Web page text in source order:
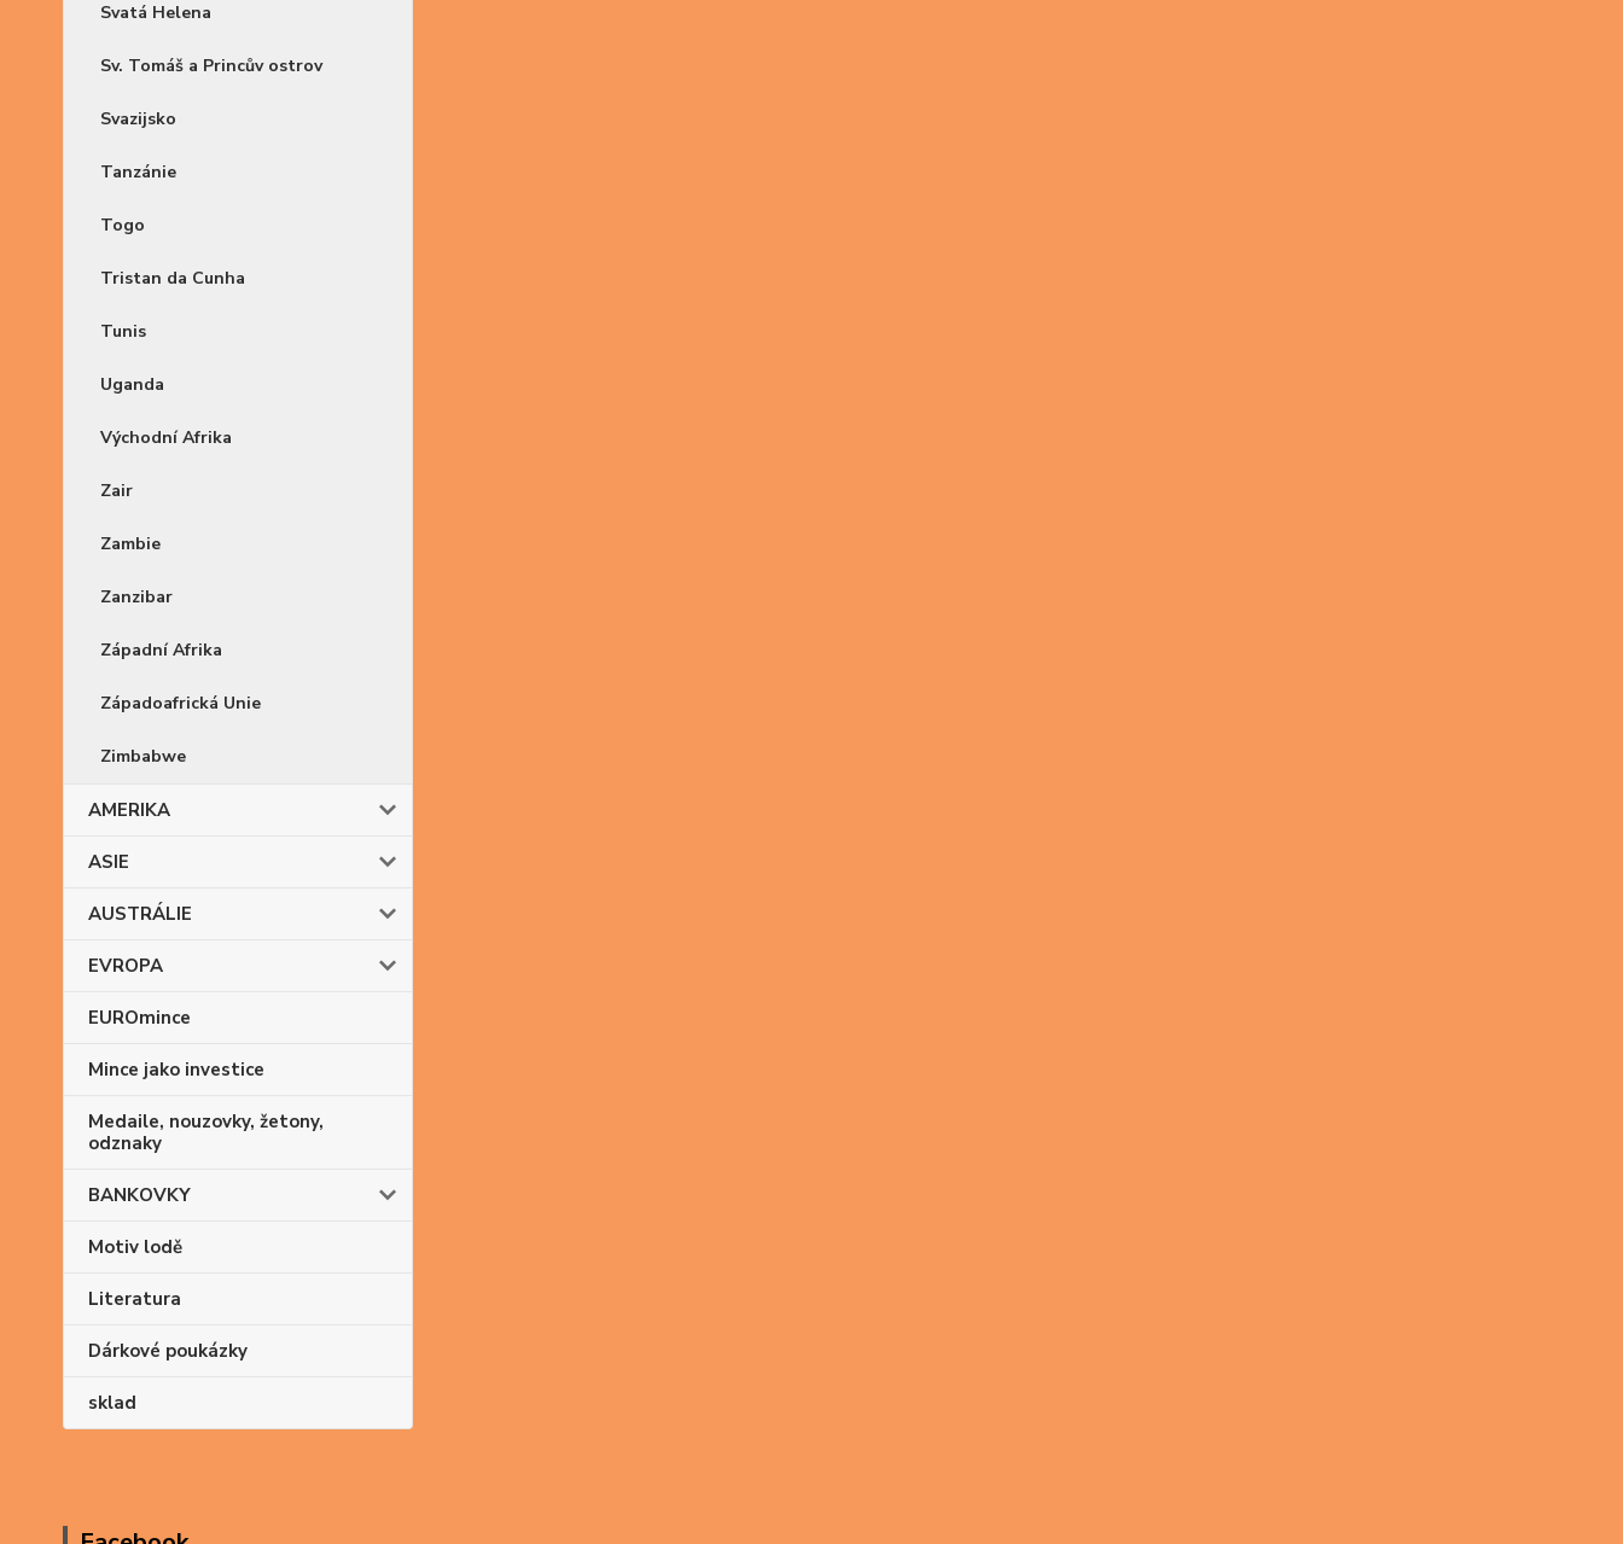
Svatá Helena
Sv. Tomáš a Princův ostrov
Svazijsko
Tanzánie
Togo
Tristan da Cunha
Tunis
Uganda
Východní Afrika
Zair
Zambie
Zanzibar
Západní Afrika
Západoafrická Unie
Zimbabwe
AMERIKA
ASIE
AUSTRÁLIE
EVROPA
EUROmince
Mince jako investice
Medaile, nouzovky, žetony,
odznaky
BANKOVKY
Motiv lodě
Literatura
Dárkové poukázky
sklad